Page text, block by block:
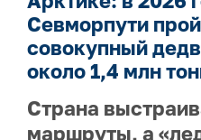
Севморпути
совокупный
около 1,4 млн
Страна
маршруты, а